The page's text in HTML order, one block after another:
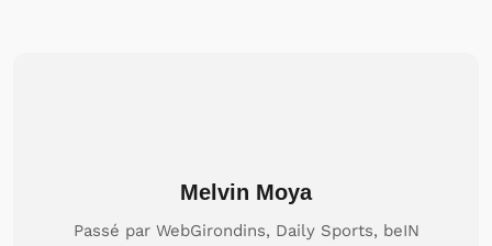
Melvin Moya
Passé par WebGirondins, Daily Sports, beIN